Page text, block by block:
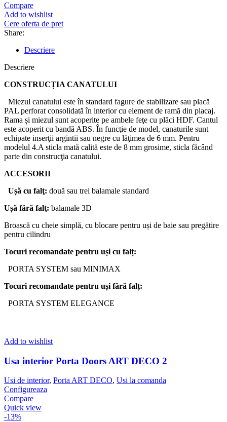
Compare
Add to wishlist
Cere oferta de pret
Share:
Descriere
Descriere
CONSTRUCȚIA CANATULUI
Miezul canatului este în standard fagure de stabilizare sau placă
PAL perforat consolidată în interior cu element de ramă din placaj.
Rama și miezul sunt acoperite pe ambele feţe cu plăci HDF. Cantul
este acoperit cu bandă ABS. În funcţie de model, canaturile sunt
echipate inserţii argintii sau negre cu lăţimea de 6 mm. Pentru
modelul 4.A sticla mată calită este de 8 mm grosime, sticla făcând
parte din construcţia canatului.
ACCESORII
Ușă cu falţ: două sau trei balamale standard
Ușă fără falţ: balamale 3D
Broască cu cheie simplă, cu blocare pentru uși de baie sau pregătire
pentru cilindru
Tocuri recomandate pentru uși cu falț:
PORTA SYSTEM sau MINIMAX
Tocuri recomandate pentru uși fără falț:
PORTA SYSTEM ELEGANCE
Add to wishlist
Usa interior Porta Doors ART DECO 2
Usi de interior, Porta ART DECO, Usi la comanda
Configureaza
Compare
Quick view
-13%